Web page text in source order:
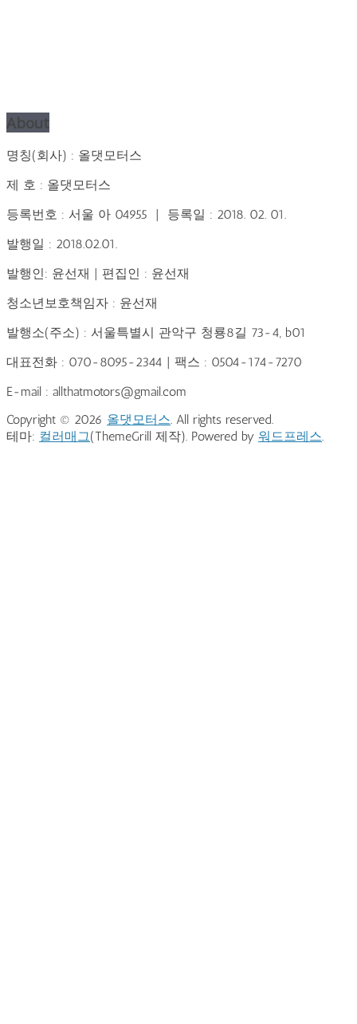
About
명칭(회사) : 올댓모터스
제 호 : 올댓모터스
등록번호 : 서울 아 04955 | 등록일 : 2018. 02. 01.
발행일 : 2018.02.01.
발행인: 윤선재 | 편집인 : 윤선재
청소년보호책임자 : 윤선재
발행소(주소) : 서울특별시 관악구 청룡8길 73-4, b01
대표전화 : 070-8095-2344 | 팩스 : 0504-174-7270
E-mail : allthatmotors@gmail.com
Copyright © 2026 올댓모터스. All rights reserved.
테마: 컬러매그(ThemeGrill 제작). Powered by 워드프레스.